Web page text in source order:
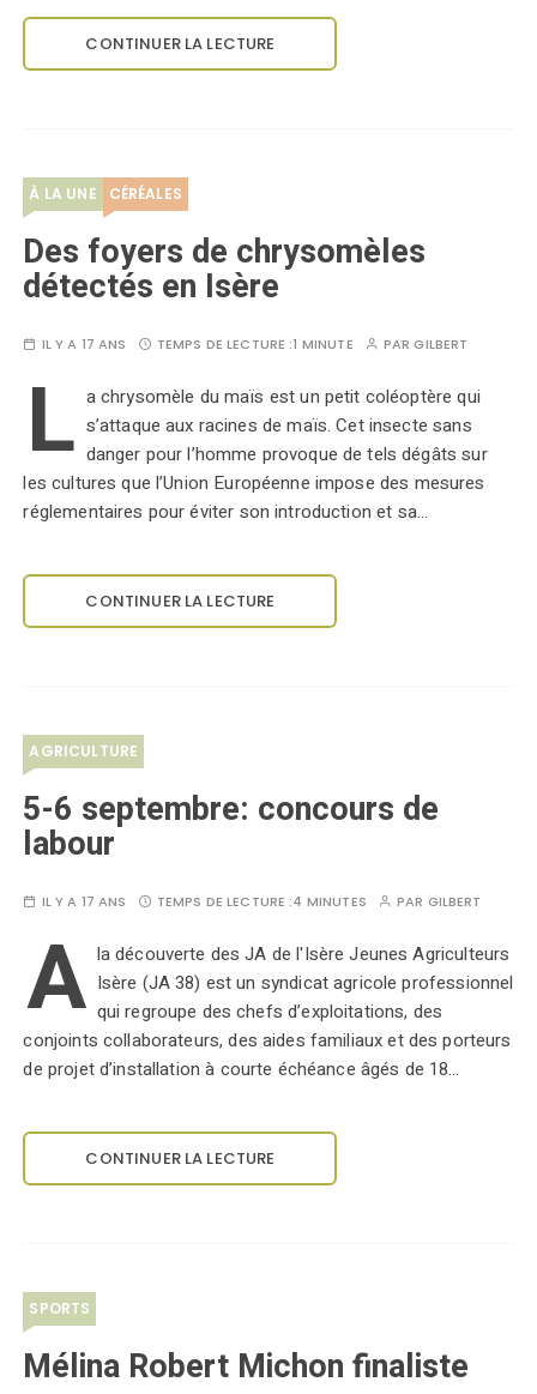
CONTINUER LA LECTURE
À LA UNE CÉRÉALES
Des foyers de chrysomèles
détectés en Isère
IL Y A 17 ANS TEMPS DE LECTURE :1 MINUTE PARGILBERT
L a chrysomèle du maïs est un petit coléoptère qui
s’attaque aux racines de maïs. Cet insecte sans
danger pour l’homme provoque de tels dégâts sur
les cultures que l’Union Européenne impose des mesures
réglementaires pour éviter son introduction et sa…
CONTINUER LA LECTURE
AGRICULTURE
5-6 septembre: concours de
labour
IL Y A 17 ANS TEMPS DE LECTURE :4 MINUTES PAR GILBERT
A la découverte des JA de l'Isère Jeunes Agriculteurs
Isère (JA 38) est un syndicat agricole professionnel
qui regroupe des chefs d’exploitations, des
conjoints collaborateurs, des aides familiaux et des porteurs
de projet d’installation à courte échéance âgés de 18…
CONTINUER LA LECTURE
SPORTS
Mélina Robert Michon finaliste